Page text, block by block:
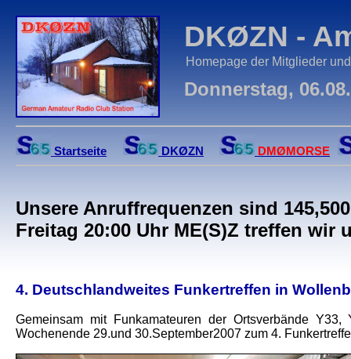
DKØZN -
Homepage der Mitglieder
Donnerstag,
Startseite DKØZN DMØMORSE
Unsere Anruffrequenzen sind
Freitag 20:00 Uhr ME(S)Z treffen wir
4. Deutschlandweites Funkertreffen in
Gemeinsam mit Funkamateuren der Ortsverbände
Wochenende 29.und 30.September2007 zum 4.